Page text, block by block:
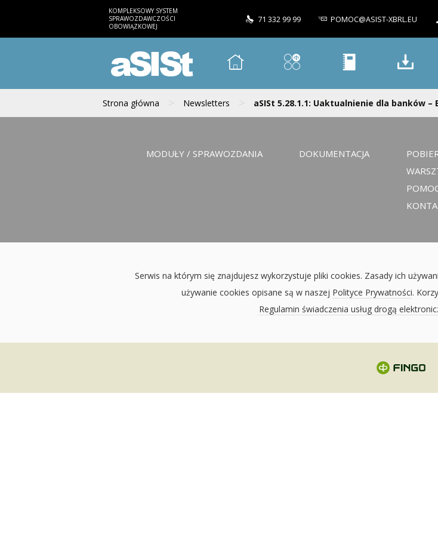
KOMPLEKSOWY SYSTEM
SPRAWOZDAWCZOŚCI
OBOWIĄZKOWEJ
71 332 99 99 POMOC@ASIST-XBRL.EU
aSISt
Strona główna > Newsletters > aSISt 5.28.1.1: Uaktualnienie dla banków –
MODUŁY / SPRAWOZDANIA DOKUMENTACJA
Serwis na którym się znajdujesz wykorzystuje pliki cookies. Zasady ich
używanie cookies opisane są w naszej Polityce Prywatności.
Regulamin świadczenia usług drogą